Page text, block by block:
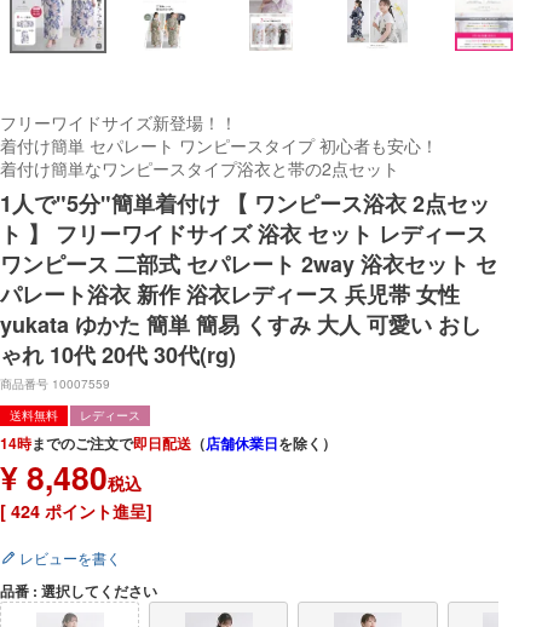
フリーワイドサイズ新登場！！
着付け簡単 セパレート ワンピースタイプ 初心者も安心！
着付け簡単なワンピースタイプ浴衣と帯の2点セット
1人で"5分"簡単着付け 【 ワンピース浴衣 2点セッ
ト 】 フリーワイドサイズ 浴衣 セット レディース
ワンピース 二部式 セパレート 2way 浴衣セット セ
パレート浴衣 新作 浴衣レディース 兵児帯 女性
yukata ゆかた 簡単 簡易 くすみ 大人 可愛い おし
ゃれ 10代 20代 30代(rg)
商品番号 10007559
送料無料
レディース
14時までのご注文で即日配送 （店舗休業日を除く）
¥8,480税込
[ 424 ポイント進呈]
レビューを書く
品番 選択してください